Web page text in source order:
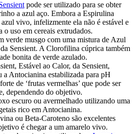
pode ser utilizado para se obter
a azul aço. Embora a Espirulina
vivo, infelizmente ela não é estável e
o uso em cereais extrudados.
verde musgo com uma mistura de Azul
Sensient. A Clorofilina cúprica também
bonita de verde azulado.
Estável ao Calor, da Sensient,
a Antocianina estabilizada para pH
de ‘frutas vermelhas’ que pode ser
dependendo do objetivo.
escuro ou avermelhado utilizando uma
rico em Antocianina.
ou Beta-Caroteno são excelentes
é chegar a um amarelo vivo.